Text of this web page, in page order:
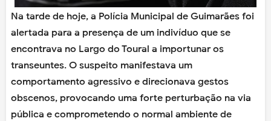
Na tarde de hoje, a Polícia Municipal de Guimarães foi
alertada para a presença de um indivíduo que se
encontrava no Largo do Toural a importunar os
transeuntes. O suspeito manifestava um
comportamento agressivo e direcionava gestos
obscenos, provocando uma forte perturbação na via
pública e comprometendo o normal ambiente de